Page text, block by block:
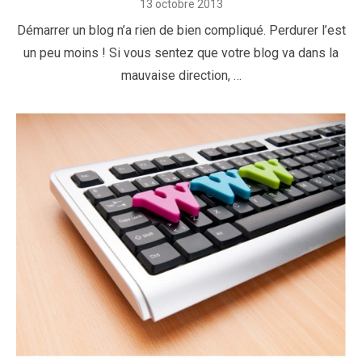
Posted
13 octobre 2013
Démarrer un blog n’a rien de bien compliqué. Perdurer l’est
un peu moins ! Si vous sentez que votre blog va dans la
mauvaise direction, …